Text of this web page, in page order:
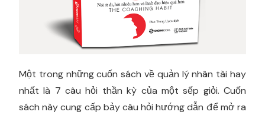
Một trong những cuốn sách về quản lý nhân tài hay
nhất là 7 câu hỏi thần kỳ của một sếp giỏi. Cuốn
sách này cung cấp bảy câu hỏi hướng dẫn để mở ra